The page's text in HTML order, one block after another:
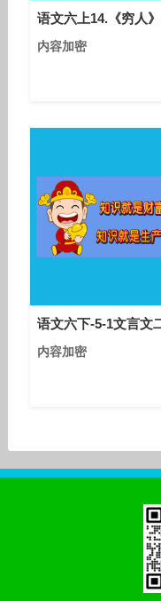
内容加密
内容加密